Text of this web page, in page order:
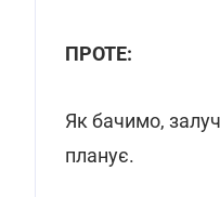
ПРОТЕ:
Як бачимо,
планує.